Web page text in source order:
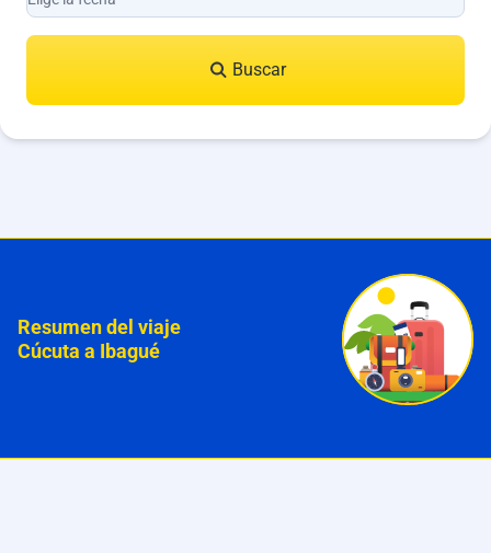
Buscar
Resumen del viaje
Cúcuta a Ibagué